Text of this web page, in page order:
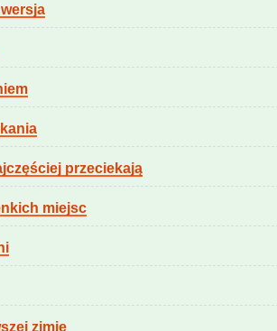
przeciekają
miejsc
zimie